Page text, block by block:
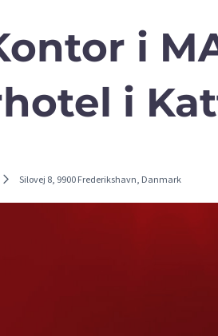
i
i
Silovej 8, 9900 Frederikshavn, Danmark